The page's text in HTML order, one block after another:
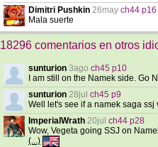
Dimitri Pushkin 26may ch44 p16
Mala suerte
18296 comentarios en otros
sunturion 3ago ch45 p10
I am still on the Namek side. Go
sunturion 28jul ch45 p9
Well let's see if a namek saga ssj
ImperialWrath 20jul ch44 p28
Wow, Vegeta going SSJ on
(...)